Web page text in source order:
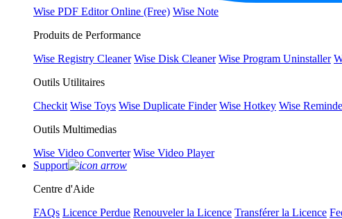
Wise PDF Editor Online (Free) Wise Note
Produits de Performance
Wise Registry Cleaner Wise Disk Cleaner Wise Program Uninstaller
Outils Utilitaires
Checkit Wise Toys Wise Duplicate Finder Wise Hotkey Wise
Outils Multimedias
Wise Video Converter Wise Video Player
Support
Centre d'Aide
FAQs Licence Perdue Renouveler la Licence Transférer la Licence